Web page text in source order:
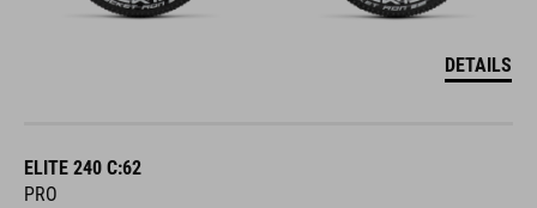
DETAILS
ELITE 240 C:62
PRO